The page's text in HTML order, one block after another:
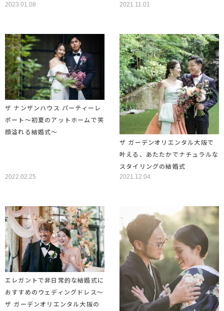
2023.01.08 2021.11.01
ザ ナンザンハウス パーティーレ
ポート～初夏のアットホームで笑
顔溢れる結婚式～
2022.02.25
ザ ガーデンオリエンタル大阪で
叶える、あたたかでナチュラルな
スタイリングの結婚式
2021.12.04
エレガントで非日常的な結婚式に
おすすめのウェディングドレス～
ザ ガーデンオリエンタル大阪の